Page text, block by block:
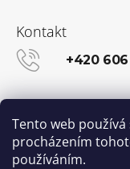
Tento web
procházením
používáním.
Kontakt
+420